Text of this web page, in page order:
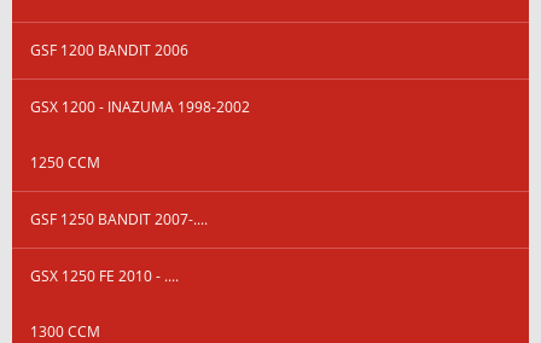
GSF 1200 BANDIT 2006
GSX 1200 - INAZUMA 1998-2002
1250 CCM
GSF 1250 BANDIT 2007-....
GSX 1250 FE 2010 - ....
1300 CCM